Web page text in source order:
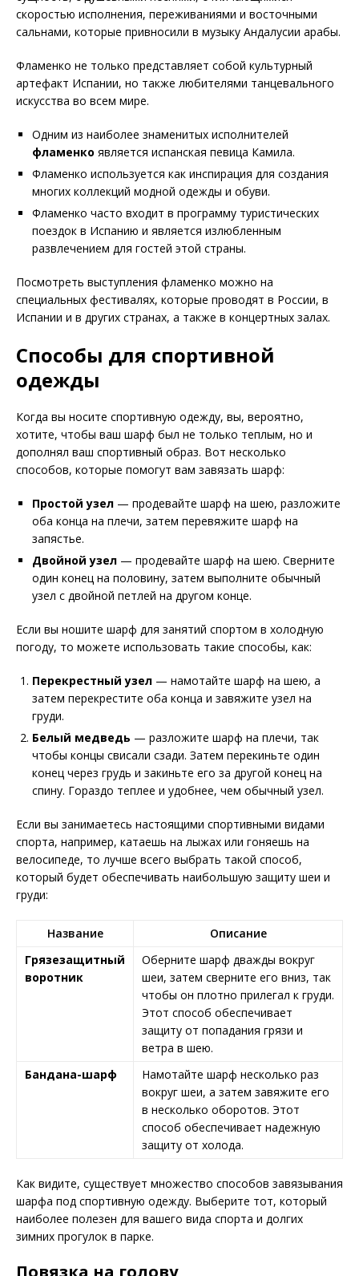
скоростью исполнения, переживаниями и восточными
сальнами, которые привносили в музыку Андалусии арабы.
Фламенко не только представляет собой культурный
артефакт Испании, но также любителями танцевального
искусства во всем мире.
Одним из наиболее знаменитых исполнителей
фламенко является испанская певица Камила.
Фламенко используется как инспирация для создания
многих коллекций модной одежды и обуви.
Фламенко часто входит в программу туристических
поездок в Испанию и является излюбленным
развлечением для гостей этой страны.
Посмотреть выступления фламенко можно на
специальных фестивалях, которые проводят в России, в
Испании и в других странах, а также в концертных залах.
Способы для спортивной
одежды
Когда вы носите спортивную одежду, вы, вероятно,
хотите, чтобы ваш шарф был не только теплым, но и
дополнял ваш спортивный образ. Вот несколько
способов, которые помогут вам завязать шарф:
Простой узел — продевайте шарф на шею, разложите
оба конца на плечи, затем перевяжите шарф на
запястье.
Двойной узел — продевайте шарф на шею. Сверните
один конец на половину, затем выполните обычный
узел с двойной петлей на другом конце.
Если вы ношите шарф для занятий спортом в холодную
погоду, то можете использовать такие способы, как:
Перекрестный узел — намотайте шарф на шею, а
затем перекрестите оба конца и завяжите узел на
груди.
Белый медведь — разложите шарф на плечи, так
чтобы концы свисали сзади. Затем перекиньте один
конец через грудь и закиньте его за другой конец на
спину. Гораздо теплее и удобнее, чем обычный узел.
Если вы занимаетесь настоящими спортивными видами
спорта, например, катаешь на лыжах или гоняешь на
велосипеде, то лучше всего выбрать такой способ,
который будет обеспечивать наибольшую защиту шеи и
груди:
Название
Описание
Грязезащитный
воротник
Оберните шарф дважды вокруг
шеи, затем сверните его вниз, так
чтобы он плотно прилегал к груди.
Этот способ обеспечивает
защиту от попадания грязи и
ветра в шею.
Бандана-шарф
Намотайте шарф несколько раз
вокруг шеи, а затем завяжите его
в несколько оборотов. Этот
способ обеспечивает надежную
защиту от холода.
Как видите, существует множество способов завязывания
шарфа под спортивную одежду. Выберите тот, который
наиболее полезен для вашего вида спорта и долгих
зимних прогулок в парке.
Повязка на голову